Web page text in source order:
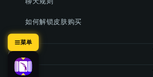
菜单
如何解锁皮肤购买
游戏
市场